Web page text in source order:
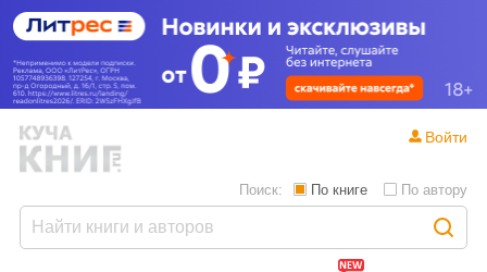
Поиск: По книге По автору
Войти